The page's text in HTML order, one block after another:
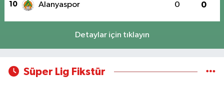
10 Alanyaspor 0 0
Detaylar için tıklayın
Süper Lig Fikstür